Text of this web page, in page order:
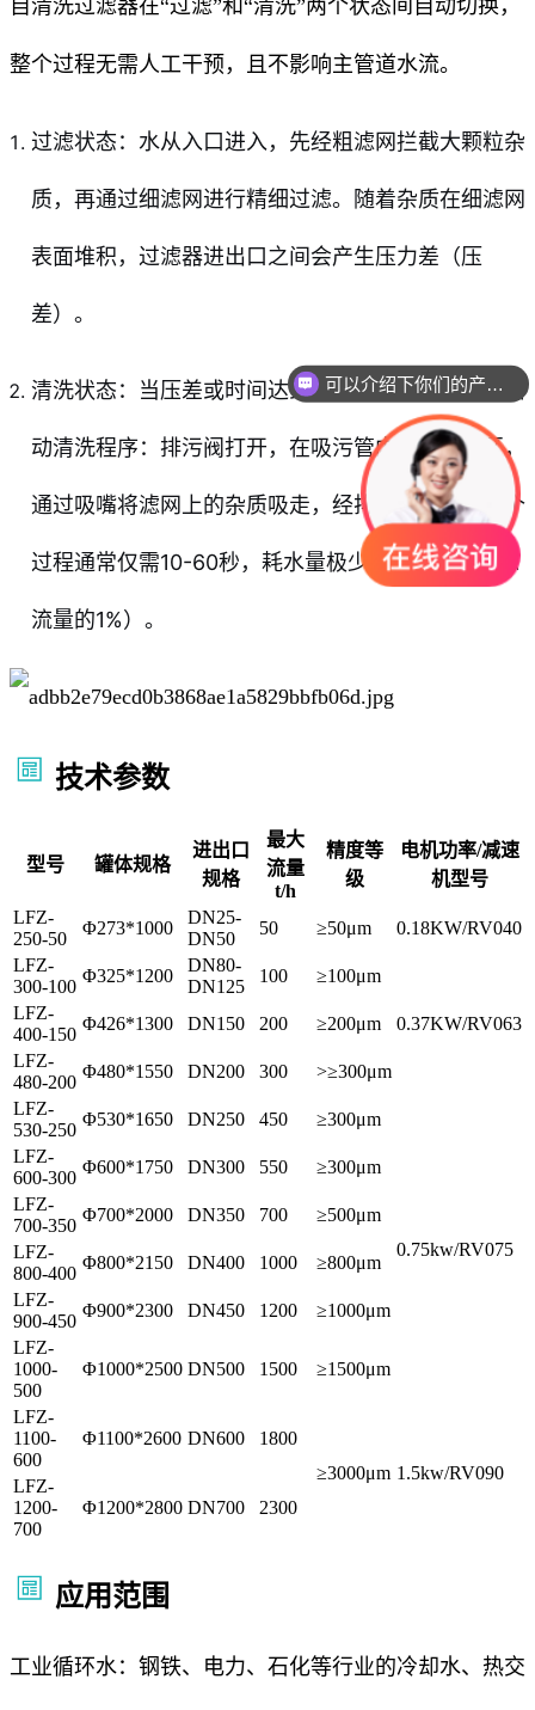
自清洗过滤器在“过滤”和“清洗”两个状态间自动切换，
整个过程无需人工干预，且不影响主管道水流。
过滤状态：水从入口进入，先经粗滤网拦截大颗粒杂
质，再通过细滤网进行精细过滤。随着杂质在细滤网
表面堆积，过滤器进出口之间会产生压力差（压
差）。
清洗状态：当压差或时间达到预设值时，设备自动启
动清洗程序：排污阀打开，在吸污管内形成低压区，
通过吸嘴将滤网上的杂质吸走，经排污阀排出。整个
过程通常仅需10-60秒，耗水量极少（通常不超过总
流量的1%）。
技术参数
型号 罐体规格
进出口
规格
最大
流量
t/h
精度等
级
电机功率/减速
机型号
LFZ-
250-50
Φ273*1000
DN25-
DN50
50 ≥50μm
0.18KW/RV040
LFZ-
300-100
Φ325*1200
DN80-
DN125
100 ≥100μm
0.37KW/RV063
LFZ-
400-150
Φ426*1300 DN150 200
≥200μm
LFZ-
480-200
Φ480*1550 DN200 300
>≥300μm
LFZ-
530-250
Φ530*1650 DN250 450 ≥300μm
0.75kw/RV075
LFZ-
600-300
Φ600*1750 DN300 550
≥300μm
LFZ-
700-350
Φ700*2000 DN350 700
≥500μm
LFZ-
800-400
Φ800*2150 DN400 1000
≥800μm
LFZ-
900-450
Φ900*2300 DN450 1200
≥1000μm
LFZ-
1000-
500
Φ1000*2500 DN500 1500 ≥1500μm
LFZ-
1100-
600
Φ1100*2600 DN600
1800
≥3000μm 1.5kw/RV090
LFZ-
1200-
700
Φ1200*2800 DN700 2300
应用范围
工业循环水：钢铁、电力、石化等行业的冷却水、热交
可以介绍下你们的产品么